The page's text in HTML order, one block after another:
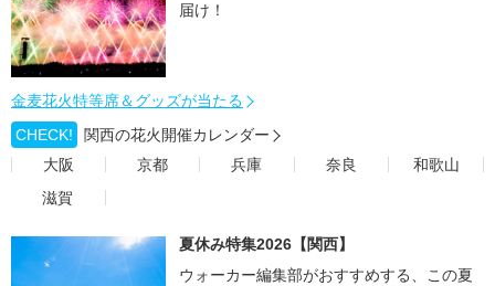
届け！
金麦花火特等席＆グッズが当たる
CHECK!
関西の花火開催カレンダー
大阪
京都 兵庫 奈良
和歌山
滋賀
夏休み特集2026【関西】
ウォーカー編集部がおすすめする、この夏